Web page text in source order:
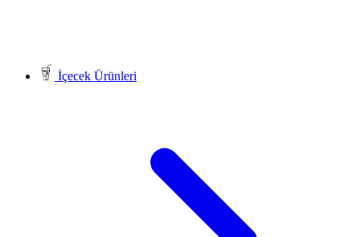
İçecek Ürünleri